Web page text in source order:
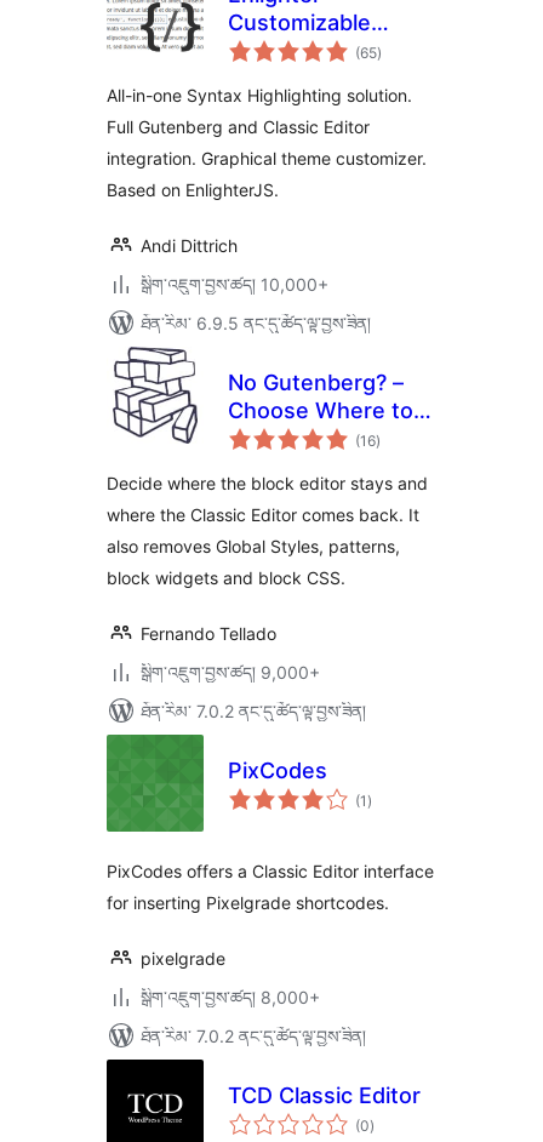
Customizable
Syntax Highlighter
(65གདེང་
འཇོག་
ཚང་།
)
All-in-one Syntax Highlighting solution.
Full Gutenberg and Classic Editor
integration. Graphical theme customizer.
Based on EnlighterJS.
Andi Dittrich
སྒྲིག་འཇུག་བྱས་ཚད། 10,000+
ཐོན་རིམ་ 6.9.5 ནང་དུ་ཚོད་ལྟ་བྱས་ཟིན།
No Gutenberg? –
Choose Where to
Use the Block
Classic Editor
(16གདེང་
འཇོག་
ཚང་།
)
Decide where the block editor stays and
where the Classic Editor comes back. It
also removes Global Styles, patterns,
block widgets and block CSS.
Fernando Tellado
སྒྲིག་འཇུག་བྱས་ཚད། 9,000+
ཐོན་རིམ་ 7.0.2 ནང་དུ་ཚོད་ལྟ་བྱས་ཟིན།
PixCodes
(1 གདེང་
འཇོག་
)
PixCodes offers a Classic Editor interface
for inserting Pixelgrade shortcodes.
pixelgrade
སྒྲིག་འཇུག་བྱས་ཚད། 8,000+
ཐོན་རིམ་ 7.0.2 ནང་དུ་ཚོད་ལྟ་བྱས་ཟིན།
TCD Classic Editor
(0གདེང་
འཇོག་
)